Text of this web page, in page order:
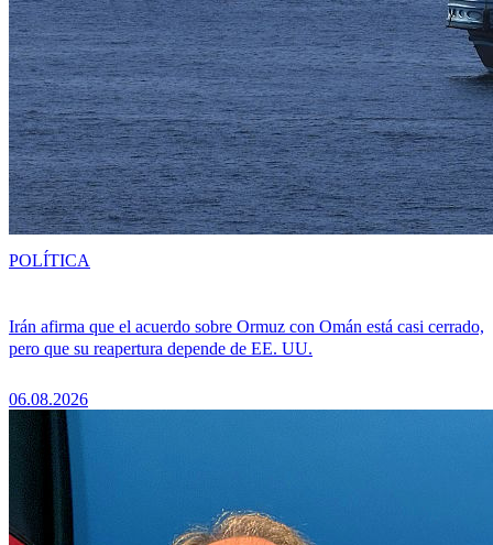
Irán afirma que el acuerdo sobre Ormuz con Omán está casi cerrado,
pero que su reapertura depende de EE. UU.
06.08.2026
POLÍTICA